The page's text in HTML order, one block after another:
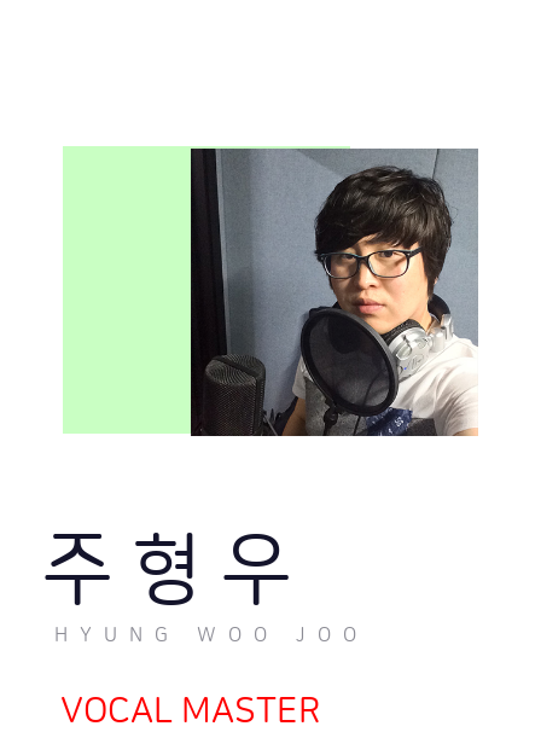
주 형 우
HYUNG WOO JOO
VOCAL MASTER